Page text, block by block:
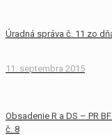
Úradná správa č. 11 zo
11. septembra 2015
Obsadenie R a DS – PR
č. 8